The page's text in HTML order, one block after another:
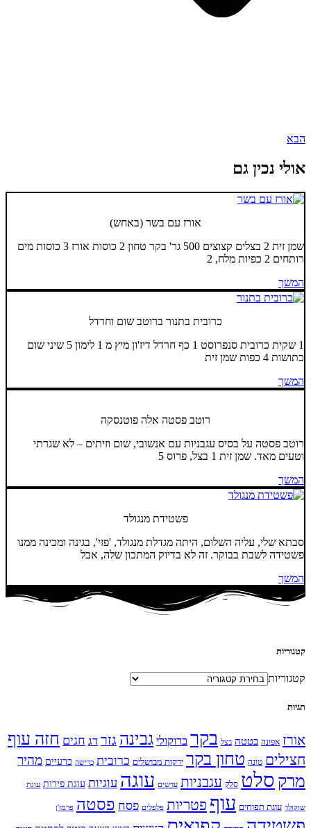
הבא
אולי נכין גם
אורז עם בשר (באחש)
שמן זית 2 בצלים קצוצים 500 גר' בקר טחון 2 כוסות אורז 3 כוסות מים
רותחים 2 כפיות מלח, 2
המשך
כרובית בתנור ברוטב שום וחרדל
1 שקית כרובית סנפרוסט 1 כף חרדל דיז'ון מיץ מ 1 לימון 5 שיני שום
כתושות 4 כפות שמן זית
המשך
רוטב פסטה אלה פוטנסקה
רוטב פסטה על בסיס עגבניות עם אנשובי, שום וזיתים – לא שגרתי
וטעים מאד. שמן זית 1 בצל, פרוס 5
המשך
פשטידת מנגולד
סבתא שלי, עליה השלום, היתה מגדלת מנגולד, 'פזי', בגינה ומכינה ממנו
פשטידה לשבת בבוקר. זה לא בדיוק המתכון שלה, אבל
המשך
קטגוריות
קטגוריות
תגיות
אורז אפונה בטטה בצל בקר ברוקולי גבינה גזר דג חגים חזה עוף
חצילים טונה טחון בקר ירקות מבושלים כרובית כרישה כרעיים מהיר
מרק סלט סלק עגבניות עדשים עוגה עוגיות עוגת פירות עוגת
שוקולד עוגת תפוחים עוף פטריות פלפלים פסח פסטה פרמז'ן